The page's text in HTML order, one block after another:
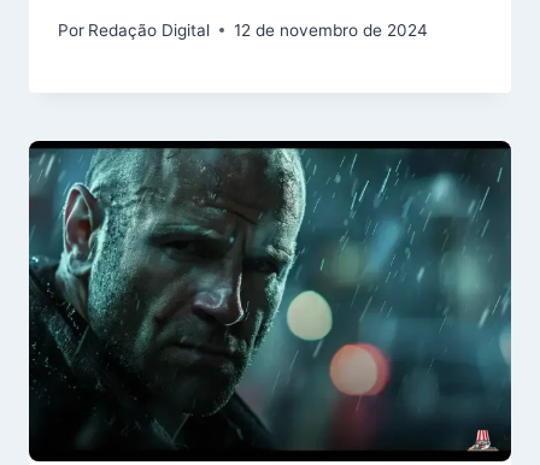
Por Redação Digital 12 de novembro de 2024